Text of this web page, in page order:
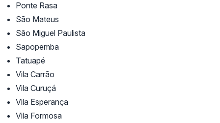
Ponte Rasa
São Mateus
São Miguel Paulista
Sapopemba
Tatuapé
Vila Carrão
Vila Curuçá
Vila Esperança
Vila Formosa